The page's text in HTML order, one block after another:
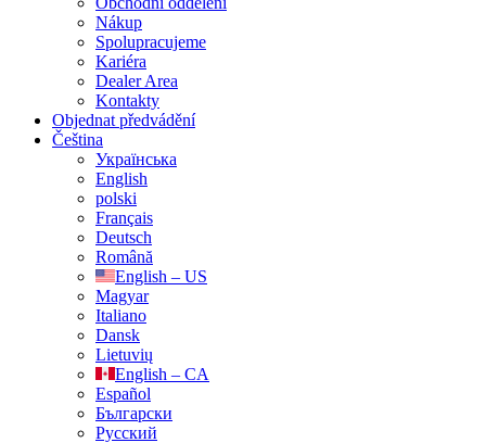
Nákup
Spolupracujeme
Kariéra
Dealer Area
Kontakty
Objednat předvádění
Čeština
Українська
English
polski
Français
Deutsch
Română
English – US
Magyar
Italiano
Dansk
Lietuvių
English – CA
Español
Български
Русский